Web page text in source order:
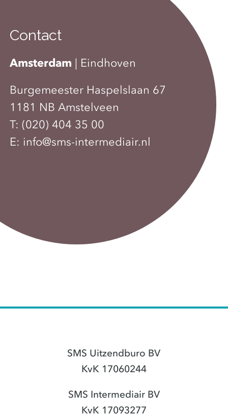
Contact
Amsterdam | Eindhoven
Burgemeester Haspelslaan 67
1181 NB Amstelveen
T:(020) 404 35 00
E: info@sms-intermediair.nl
SMS Uitzendburo BV
KvK 17060244
SMS Intermediair BV
KvK 17093277